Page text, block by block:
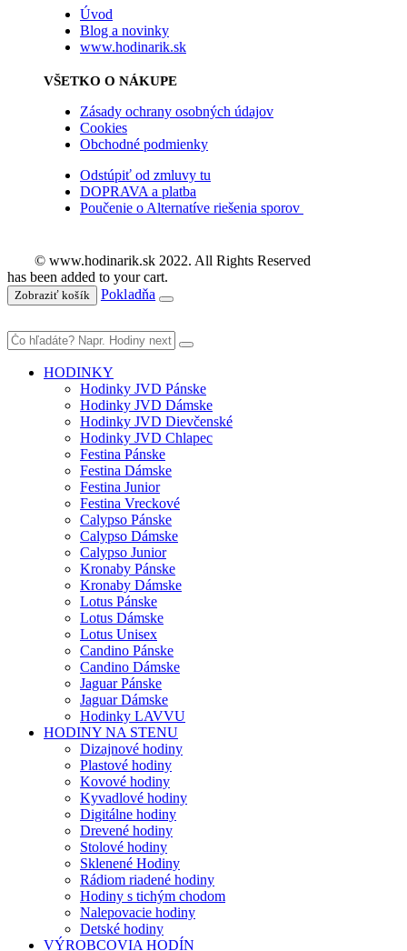
Úvod
Blog a novinky
www.hodinarik.sk
VŠETKO O NÁKUPE
Zásady ochrany osobných údajov
Cookies
Obchodné podmienky
Odstúpiť od zmluvy tu
DOPRAVA a platba
Poučenie o Alternatíve riešenia sporov
© www.hodinarik.sk 2022. All Rights Reserved
has been added to your cart.
Zobraziť košík Pokladňa
HODINKY
Hodinky JVD Pánske
Hodinky JVD Dámske
Hodinky JVD Dievčenské
Hodinky JVD Chlapec
Festina Pánske
Festina Dámske
Festina Junior
Festina Vreckové
Calypso Pánske
Calypso Dámske
Calypso Junior
Kronaby Pánske
Kronaby Dámske
Lotus Pánske
Lotus Dámske
Lotus Unisex
Candino Pánske
Candino Dámske
Jaguar Pánske
Jaguar Dámske
Hodinky LAVVU
HODINY NA STENU
Dizajnové hodiny
Plastové hodiny
Kovové hodiny
Kyvadlové hodiny
Digitálne hodiny
Drevené hodiny
Stolové hodiny
Sklenené Hodiny
Rádiom riadené hodiny
Hodiny s tichým chodom
Nalepovacie hodiny
Detské hodiny
VÝROBCOVIA HODÍN